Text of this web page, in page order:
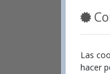
Las
hacer